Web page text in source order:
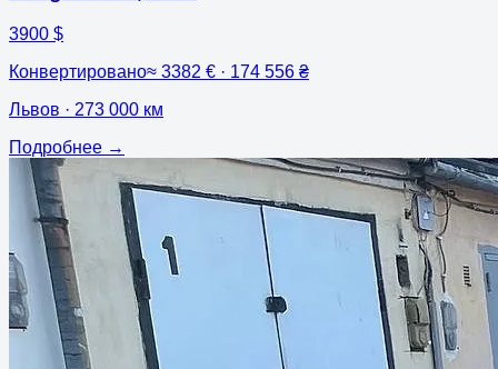
3900 $
Конвертировано≈ 3382 € · 174 556 ₴
Львов · 273 000 км
Подробнее →